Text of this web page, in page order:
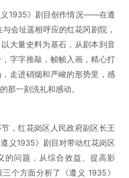
义1935》剧目创作情况——在遵
会址遥相呼应的红花冈剧院，
大量史料为基石，从剧本到音
字字推敲，帧帧入画，精心打
走进硝烟和严峻的形势里，感
那一刻洗礼和感动。
，红花岗区人民政府副区长王
义1935》剧目对带动红花岗区
的问题，从综合效益、提高影
个方面分析了《遵义 1935》